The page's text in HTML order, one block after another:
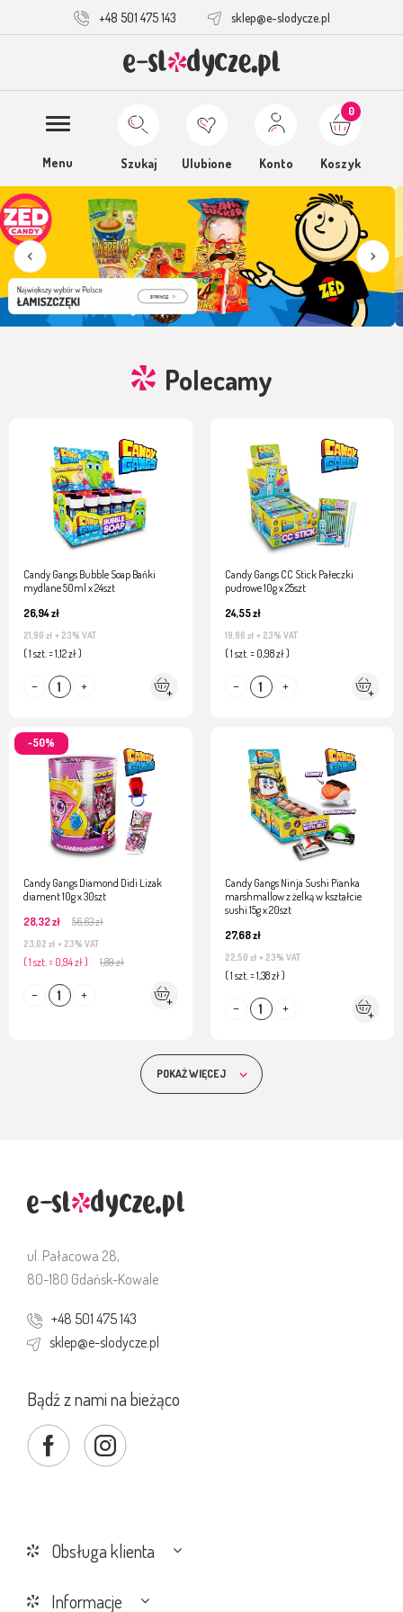
+48 501 475 143 sklep@e-slodycze.pl
Menu Szukaj Ulubione Konto Koszyk
0
Polecamy
Candy Gangs Bubble Soap Bańki
mydlane 50ml x 24szt
26,94 zł
21,90 zł + 23% VAT
( 1 szt. = 1,12 zł )
Candy Gangs CC Stick Pałeczki
pudrowe 10g x 25szt
24,55 zł
19,96 zł + 23% VAT
( 1 szt. = 0,98 zł )
Candy Gangs Diamond Didi Lizak
diament 10g x 30szt
28,32 zł
56,63 zł
23,02 zł + 23% VAT
( 1 szt. = 0,94 zł ) 1,89 zł
-50%
Candy Gangs Ninja Sushi Pianka
marshmallow z żelką w kształcie
sushi 15g x 20szt
27,68 zł
22,50 zł + 23% VAT
( 1 szt. = 1,38 zł )
POKAŻ WIĘCEJ
ul. Pałacowa 28,
80-180 Gdańsk-Kowale
+48 501 475 143
sklep@e-slodycze.pl
Bądź z nami na bieżąco
Obsługa klienta
Informacje